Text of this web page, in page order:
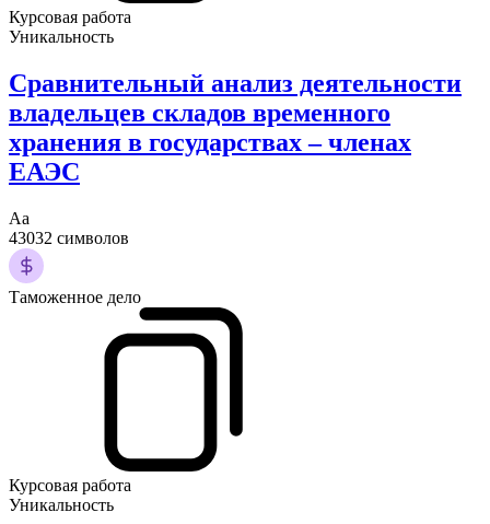
Курсовая работа
Уникальность
Сравнительный анализ деятельности
владельцев складов временного
хранения в государствах – членах
ЕАЭС
Аа
43032 символов
Таможенное дело
Курсовая работа
Уникальность